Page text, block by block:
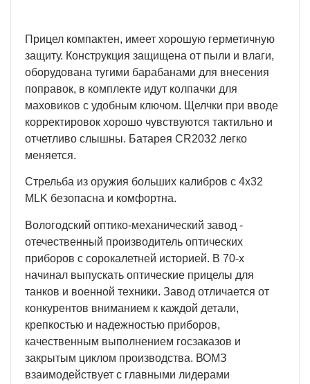
Прицел компактен, имеет хорошую герметичную
защиту. Конструкция защищена от пыли и влаги,
оборудована тугими барабанами для внесения
поправок, в комплекте идут колпачки для
маховиков с удобным ключом. Щелчки при вводе
корректировок хорошо чувствуются тактильно и
отчетливо слышны. Батарея CR2032 легко
меняется.
Стрельба из оружия больших калибров с 4х32
MLK безопасна и комфортна.
Вологодский оптико-механический завод -
отечественный производитель оптических
приборов с сорокалетней историей. В 70-х
начинал выпускать оптические прицелы для
танков и военной техники. Завод отличается от
конкурентов вниманием к каждой детали,
крепкостью и надежностью приборов,
качественным выполнением госзаказов и
закрытым циклом производства. ВОМЗ
взаимодействует с главными лидерами